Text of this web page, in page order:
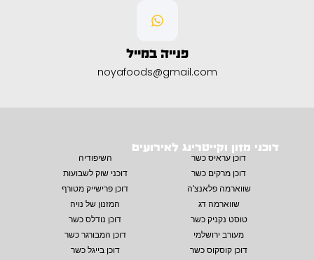
פנייה במייל
noyafoods@gmail.com
דוכני מזון וקייטרינג לאירועים
דוכן עראיס כשר
השיפודיה
דוכן מרקים כשר
דוכני שוק לשבועות
שווארמה פלאנצ'ה
דוכן פרישייק מטורף
שווארמה דג
המזנון של נויה
טוסט נקניק כשר
דוכן נודלס כשר
מעורב ירושלמי
דוכן המבורגר כשר
דוכן קוסקוס כשר
דוכן בייגל כשר